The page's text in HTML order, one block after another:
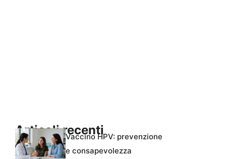
Articoli recentiVaccino HPV: prevenzione
e consapevolezza